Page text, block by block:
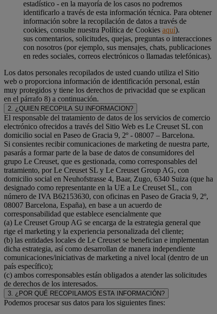
estadístico - en la mayoría de los casos no podremos
identificarlo a través de esta información técnica. Para obtener
información sobre la recopilación de datos a través de
cookies, consulte nuestra Política de Cookies aquí).
sus comentarios, solicitudes, quejas, preguntas o interacciones
con nosotros (por ejemplo, sus mensajes, chats, publicaciones
en redes sociales, correos electrónicos o llamadas telefónicas).
Los datos personales recopilados de usted cuando utiliza el Sitio
web o proporciona información de identificación personal, están
muy protegidos y tiene los derechos de privacidad que se explican
en el párrafo 8) a continuación.
2. ¿QUIEN RECOPILA SU INFORMACION?
El responsable del tratamiento de datos de los servicios de comercio
electrónico ofrecidos a través del Sitio Web es Le Creuset SL con
domicilio social en Paseo de Gracia 9, 2º - 08007 – Barcelona.
Si consientes recibir comunicaciones de marketing de nuestra parte,
pasarás a formar parte de la base de datos de consumidores del
grupo Le Creuset, que es gestionada, como corresponsables del
tratamiento, por Le Creuset SL y Le Creuset Group AG, con
domicilio social en Neuhofstrasse 4, Baar, Zugo, 6340 Suiza (que ha
designado como representante en la UE a Le Creuset SL, con
número de IVA B62153630, con oficinas en Paseo de Gracia 9, 2º,
08007 Barcelona, España), en base a un acuerdo de
corresponsabilidad que establece esencialmente que
(a) Le Creuset Group AG se encarga de la estrategia general que
rige el marketing y la experiencia personalizada del cliente;
(b) las entidades locales de Le Creuset se benefician e implementan
dicha estrategia, así como desarrollan de manera independiente
comunicaciones/iniciativas de marketing a nivel local (dentro de un
país específico);
(c) ambos corresponsables están obligados a atender las solicitudes
de derechos de los interesados.
3. ¿POR QUÉ RECOPILAMOS ESTA INFORMACIÓN?
Podemos procesar sus datos para los siguientes fines: